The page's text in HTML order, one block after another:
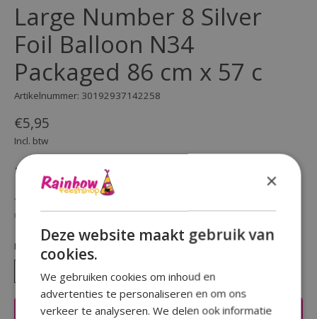
Large Number 8 Silver
Foil Balloon N34
Packaged 86 cm x 57 c
Artikelnummer: 30192937142258
€5,95
Incl. btw
De beoordeling van dit product is
(0)
Hoeveelheid:
Toevoegen aan winkelwagen
×
Deze website maakt gebruik van
cookies.
We gebruiken cookies om inhoud en
advertenties te personaliseren en om ons
verkeer te analyseren. We delen ook informatie